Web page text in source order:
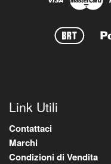
Link Utili
Contattaci
Marchi
Condizioni di Vendita